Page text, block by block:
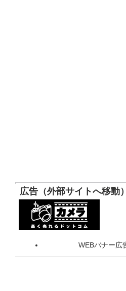
広告（外部サイトへ移動）
WEBバナー広